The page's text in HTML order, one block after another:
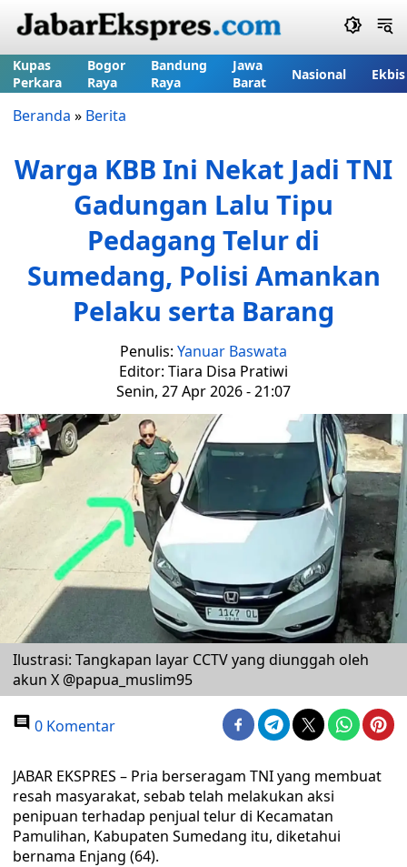
Kupas
Perkara
Bogor
Raya
Bandung
Raya
Jawa
Barat
Nasional Ekbis
Beranda » Berita
Warga KBB Ini Nekat Jadi TNI
Gadungan Lalu Tipu
Pedagang Telur di
Sumedang, Polisi Amankan
Pelaku serta Barang
Penulis: Yanuar Baswata
Editor: Tiara Disa Pratiwi
Senin, 27 Apr 2026 - 21:07
Ilustrasi: Tangkapan layar CCTV yang diunggah oleh
akun X @papua_muslim95
0 Komentar
JABAR EKSPRES – Pria berseragam TNI yang membuat
resah masyarakat, sebab telah melakukan aksi
penipuan terhadap penjual telur di Kecamatan
Pamulihan, Kabupaten Sumedang itu, diketahui
bernama Enjang (64).